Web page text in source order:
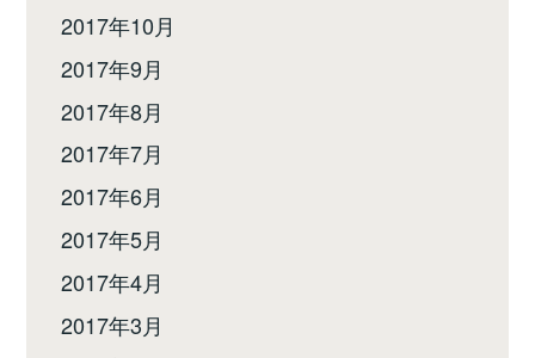
2017年10月
2017年9月
2017年8月
2017年7月
2017年6月
2017年5月
2017年4月
2017年3月